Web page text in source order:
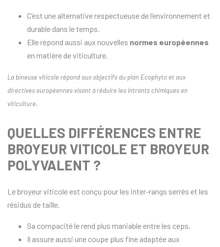
C’est une alternative respectueuse de l’environnement et
durable dans le temps.
Elle répond aussi aux nouvelles normes européennes
en matière de viticulture.
La bineuse viticole répond aux objectifs du plan Ecophyto et aux
directives européennes visant à réduire les intrants chimiques en
viticulture.
QUELLES DIFFÉRENCES ENTRE
BROYEUR VITICOLE ET BROYEUR
POLYVALENT ?
Le broyeur viticole est conçu pour les inter-rangs serrés et les
résidus de taille.
Sa compacité le rend plus maniable entre les ceps.
Il assure aussi une coupe plus fine adaptée aux